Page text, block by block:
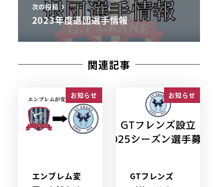
次の投稿
2023年度退団選手情報
関連記事
お知らせ
エンブレム変
お知らせ
GTフレンズ